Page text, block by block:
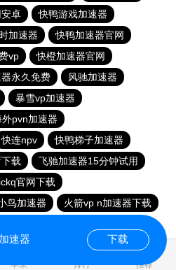
卓
快鸭游戏加速器
加速器
快鸭加速器官网
vp
快橙加速器官网
永久免费
风驰加速器
暴雪vp加速器
pvn加速器
快连npv
快鸭梯子加速器
载
飞驰加速器15分钟试用
官网下载
鸟加速器
火箭vp n加速器下载
苹果 排行 推荐
速器 下载
0.017478s